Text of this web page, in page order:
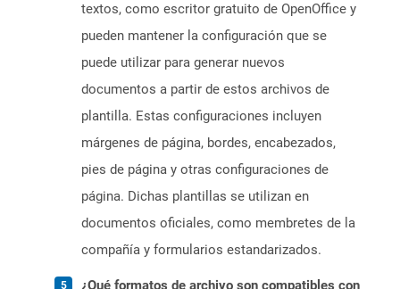
textos, como escritor gratuito de OpenOffice y
pueden mantener la configuración que se
puede utilizar para generar nuevos
documentos a partir de estos archivos de
plantilla. Estas configuraciones incluyen
márgenes de página, bordes, encabezados,
pies de página y otras configuraciones de
página. Dichas plantillas se utilizan en
documentos oficiales, como membretes de la
compañía y formularios estandarizados.
¿Qué formatos de archivo son compatibles con